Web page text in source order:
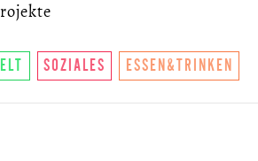
SOZIALES ESSEN&TRINKEN